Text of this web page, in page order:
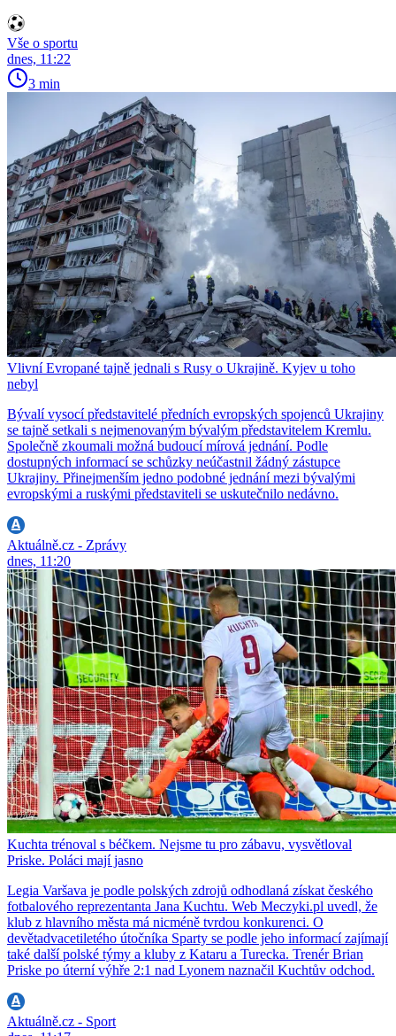
Vše o sportu
dnes, 11:22
3 min
Vlivní Evropané tajně jednali s Rusy o Ukrajině. Kyjev u toho
nebyl
Bývalí vysocí představitelé předních evropských spojenců Ukrajiny
se tajně setkali s nejmenovaným bývalým představitelem Kremlu.
Společně zkoumali možná budoucí mírová jednání. Podle
dostupných informací se schůzky neúčastnil žádný zástupce
Ukrajiny. Přinejmenším jedno podobné jednání mezi bývalými
evropskými a ruskými představiteli se uskutečnilo nedávno.
Aktuálně.cz - Zprávy
dnes, 11:20
Kuchta trénoval s béčkem. Nejsme tu pro zábavu, vysvětloval
Priske. Poláci mají jasno
Legia Varšava je podle polských zdrojů odhodlaná získat českého
fotbalového reprezentanta Jana Kuchtu. Web Meczyki.pl uvedl, že
klub z hlavního města má nicméně tvrdou konkurenci. O
devětadvacetiletého útočníka Sparty se podle jeho informací zajímají
také další polské týmy a kluby z Kataru a Turecka. Trenér Brian
Priske po úterní výhře 2:1 nad Lyonem naznačil Kuchtův odchod.
Aktuálně.cz - Sport